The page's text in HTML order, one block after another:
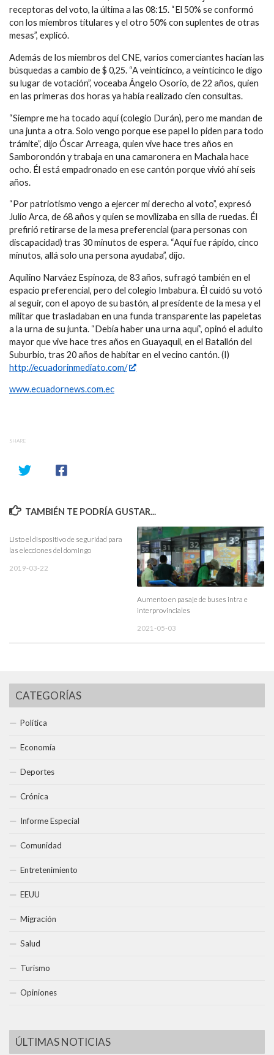
receptoras del voto, la última a las 08:15. “El 50% se conformó
con los miembros titulares y el otro 50% con suplentes de otras
mesas”, explicó.
Además de los miembros del CNE, varios comerciantes hacían las
búsquedas a cambio de $ 0,25. “A veinticinco, a veinticinco le digo
su lugar de votación”, voceaba Ángelo Osorio, de 22 años, quien
en las primeras dos horas ya había realizado cien consultas.
“Siempre me ha tocado aquí (colegio Durán), pero me mandan de
una junta a otra. Solo vengo porque ese papel lo piden para todo
trámite”, dijo Óscar Arreaga, quien vive hace tres años en
Samborondón y trabaja en una camaronera en Machala hace
ocho. Él está empadronado en ese cantón porque vivió ahí seis
años.
“Por patriotismo vengo a ejercer mi derecho al voto”, expresó
Julio Arca, de 68 años y quien se movilizaba en silla de ruedas. Él
prefirió retirarse de la mesa preferencial (para personas con
discapacidad) tras 30 minutos de espera. “Aquí fue rápido, cinco
minutos, allá solo una persona ayudaba”, dijo.
Aquilino Narváez Espinoza, de 83 años, sufragó también en el
espacio preferencial, pero del colegio Imbabura. Él cuidó su votó
al seguir, con el apoyo de su bastón, al presidente de la mesa y el
militar que trasladaban en una funda transparente las papeletas
a la urna de su junta. “Debía haber una urna aquí”, opinó el adulto
mayor que vive hace tres años en Guayaquil, en el Batallón del
Suburbio, tras 20 años de habitar en el vecino cantón. (I)
http://ecuadorinmediato.com/
www.ecuadornews.com.ec
SHARE
TAMBIÉN TE PODRÍA GUSTAR...
Listo el dispositivo de seguridad para
las elecciones del domingo
2019-03-22
Aumento en pasaje de buses intra e
interprovinciales
2021-05-03
CATEGORÍAS
Política
Economía
Deportes
Crónica
Informe Especial
Comunidad
Entretenimiento
EEUU
Migración
Salud
Turismo
Opiniones
ÚLTIMAS NOTICIAS